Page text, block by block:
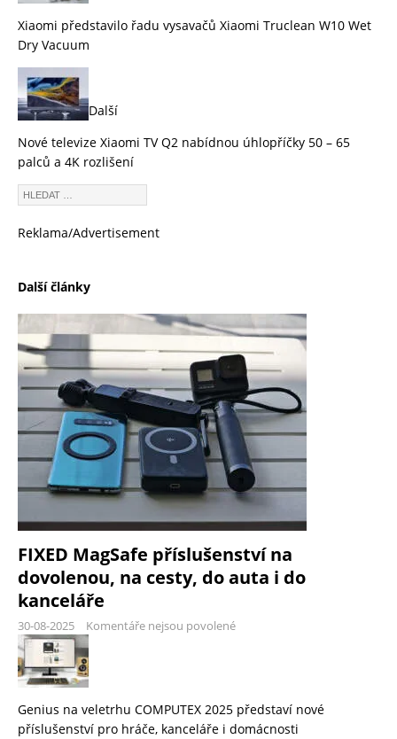
Xiaomi představilo řadu vysavačů Xiaomi Truclean W10 Wet
Dry Vacuum
Další
Nové televize Xiaomi TV Q2 nabídnou úhlopříčky 50 – 65
palců a 4K rozlišení
Reklama/Advertisement
Další články
FIXED MagSafe příslušenství na
dovolenou, na cesty, do auta i do
kanceláře
30-08-2025 Komentáře nejsou povolené
Genius na veletrhu COMPUTEX 2025 představí nové
příslušenství pro hráče, kanceláře i domácnosti